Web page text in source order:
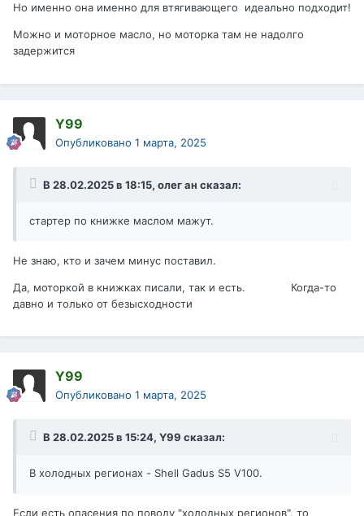
Но именно она именно для втягивающего идеально подходит!
Можно и моторное масло, но моторка там не надолго
задержится
Y99
Опубликовано 1 марта, 2025
В 28.02.2025 в 18:15, олег ан сказал:
стартер по книжке маслом мажут.
Не знаю, кто и зачем минус поставил.
Да, моторкой в книжках писали, так и есть. Когда-то
давно и только от безысходности
Y99
Опубликовано 1 марта, 2025
В 28.02.2025 в 15:24, Y99 сказал:
В холодных регионах - Shell Gadus S5 V100.
Если есть опасения по поводу "холодных регионов", то